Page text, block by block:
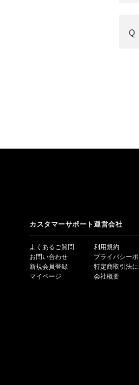
カスタマーサポート
よくあるご質問
お問い合わせ
新規会員登録
マイページ
運営会社
利用規約
プライバシー
特定商取引法
会社概要